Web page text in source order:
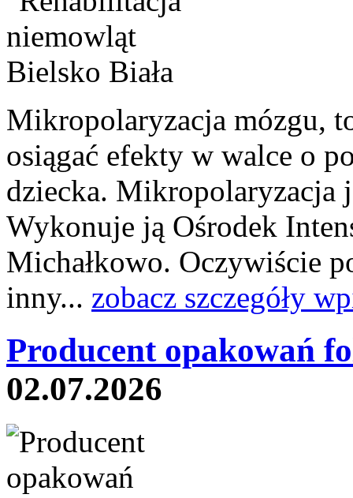
Mikropolaryzacja mózgu,
osiągać efekty w walce o
dziecka. Mikropolaryzacja
Wykonuje ją Ośrodek
Michałkowo. Oczywiście
inny... zobacz szczegóły
Producent opakowań
02.07.2026